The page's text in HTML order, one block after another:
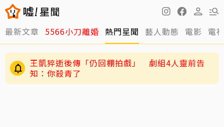
最新文章 5566小刀離婚 熱門星聞 藝人動態 電影 電
王凱猝逝後傳「仍回棚拍戲」 劇組4人靈前告
知：你殺青了